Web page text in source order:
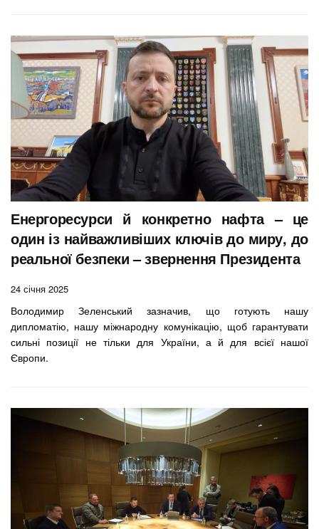
Енергоресурси й конкретно нафта – це
один із найважливіших ключів до миру, до
реальної безпеки – звернення Президента
24 січня 2025
Володимир Зеленський зазначив, що готують нашу
дипломатію, нашу міжнародну комунікацію, щоб гарантувати
сильні позиції не тільки для України, а й для всієї нашої
Європи.